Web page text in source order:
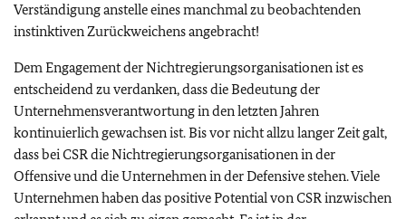
Verständigung anstelle eines manchmal zu beobachtenden
instinktiven Zurückweichens angebracht!
Dem Engagement der Nichtregierungsorganisationen ist es
entscheidend zu verdanken, dass die Bedeutung der
Unternehmensverantwortung in den letzten Jahren
kontinuierlich gewachsen ist. Bis vor nicht allzu langer Zeit galt,
dass bei CSR die Nichtregierungsorganisationen in der
Offensive und die Unternehmen in der Defensive stehen. Viele
Unternehmen haben das positive Potential von CSR inzwischen